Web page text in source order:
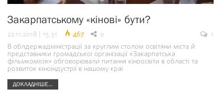
Закарпатському «кінові» бути?
22.11.2018 | 15:31 467 0
1
В облдержадміністрації за круглим столом освітяни міста й
представники громадської організації «Закарпатська
фільмкомісія» обговорювали питання кіноосвіти в області та
розвиток кіноіндустрії в нашому краї
ДОКЛАДНІШЕ...